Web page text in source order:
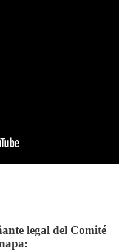
legal del Comité